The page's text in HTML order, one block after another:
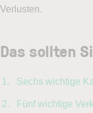
Verlusten.
Das sollten
Sechs wichtige
Fünf wichtige